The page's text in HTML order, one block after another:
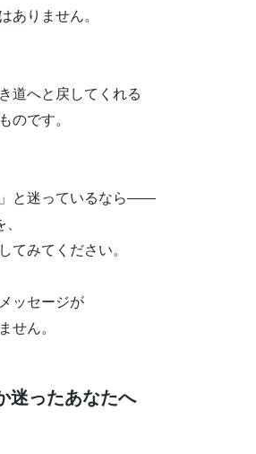
ありません。
道へと戻してくれる
のです。
」と迷っているなら――
てみてください。
ッセージが
せん。
迷ったあなたへ